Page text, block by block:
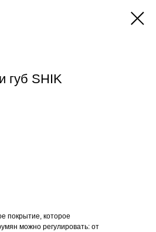
губ SHIK
покрытие, которое
можно регулировать: от